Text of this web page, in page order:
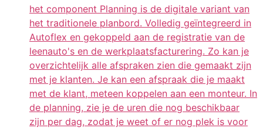
het component Planning is de digitale variant van
het traditionele planbord. Volledig geïntegreerd in
Autoflex en gekoppeld aan de registratie van de
leenauto's en de werkplaatsfacturering. Zo kan je
overzichtelijk alle afspraken zien die gemaakt zijn
met je klanten. Je kan een afspraak die je maakt
met de klant, meteen koppelen aan een monteur. In
de planning, zie je de uren die nog beschikbaar
zijn per dag, zodat je weet of er nog plek is voor